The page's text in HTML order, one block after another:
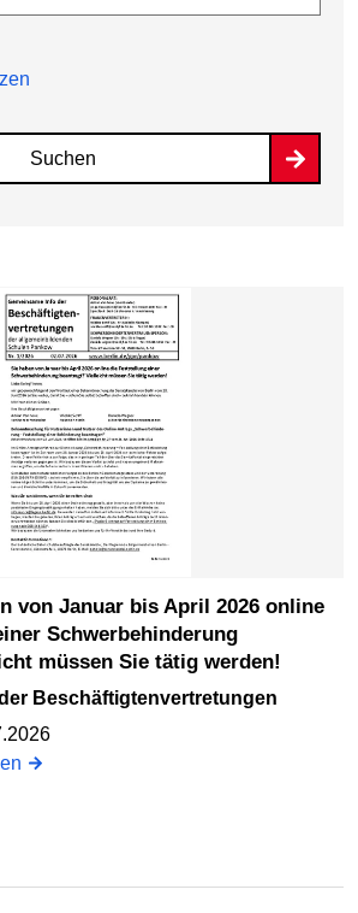
Suchen
Schwerbehinderung
müssen Sie tätig werden!
der Beschäftigtenvertretungen